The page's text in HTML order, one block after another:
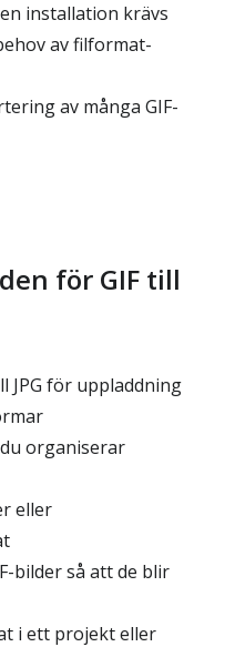
installation krävs
av filformat-
av många GIF-
för GIF till
JPG för uppladdning
organiserar
eller
bilder så att de blir
i ett projekt eller